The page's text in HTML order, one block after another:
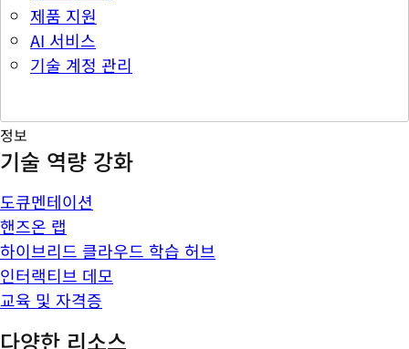
제품 지원
AI 서비스
기술 계정 관리
정보
기술 역량 강화
도큐멘테이션
핸즈온 랩
하이브리드 클라우드 학습 허브
인터랙티브 데모
교육 및 자격증
다양한 리소스